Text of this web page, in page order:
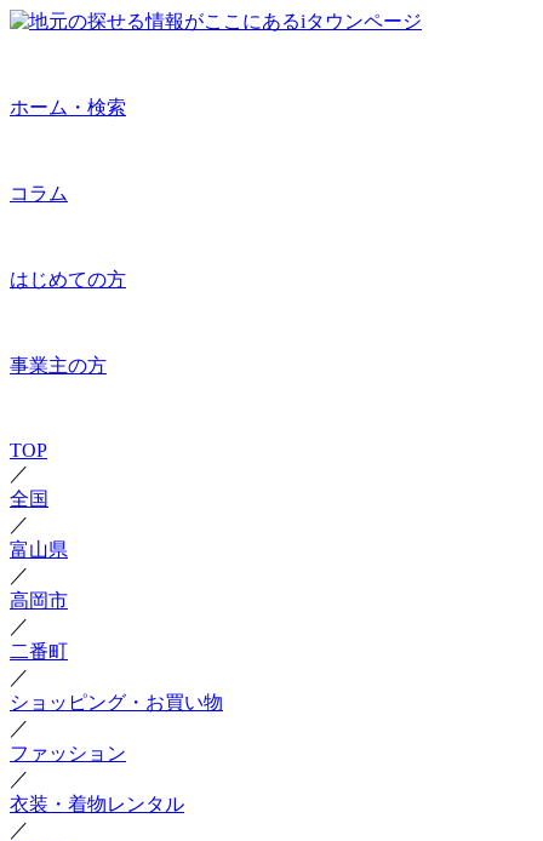
ホーム・検索
コラム
はじめての方
事業主の方
TOP
／
全国
／
富山県
／
高岡市
／
二番町
／
ショッピング・お買い物
／
ファッション
／
衣装・着物レンタル
／